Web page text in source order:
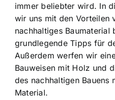
immer beliebter wird. In
wir uns mit den Vorteilen
nachhaltiges Baumaterial
grundlegende Tipps für
Außerdem werfen wir
Bauweisen mit Holz und
des nachhaltigen Bauens
Material.